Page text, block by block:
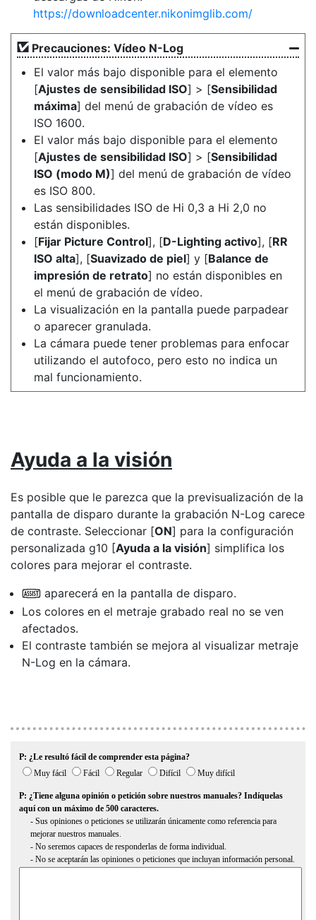
https://downloadcenter.nikonimglib.com/
Precauciones: Vídeo N-Log
El valor más bajo disponible para el elemento
[Ajustes de sensibilidad ISO] > [Sensibilidad
máxima] del menú de grabación de vídeo es
ISO 1600.
El valor más bajo disponible para el elemento
[Ajustes de sensibilidad ISO] > [Sensibilidad
ISO (modo M)] del menú de grabación de vídeo
es ISO 800.
Las sensibilidades ISO de Hi 0,3 a Hi 2,0 no
están disponibles.
[Fijar Picture Control], [D-Lighting activo], [RR
ISO alta], [Suavizado de piel] y [Balance de
impresión de retrato] no están disponibles en
el menú de grabación de vídeo.
La visualización en la pantalla puede parpadear
o aparecer granulada.
La cámara puede tener problemas para enfocar
utilizando el autofoco, pero esto no indica un
mal funcionamiento.
Ayuda a la visión
Es posible que le parezca que la previsualización de la
pantalla de disparo durante la grabación N-Log carece
de contraste. Seleccionar [ON] para la configuración
personalizada g10 [Ayuda a la visión] simplifica los
colores para mejorar el contraste.
p aparecerá en la pantalla de disparo.
Los colores en el metraje grabado real no se ven
afectados.
El contraste también se mejora al visualizar metraje
N-Log en la cámara.